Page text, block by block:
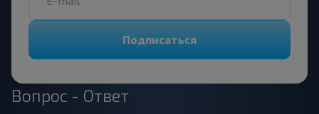
Подписаться
Вопрос - Ответ